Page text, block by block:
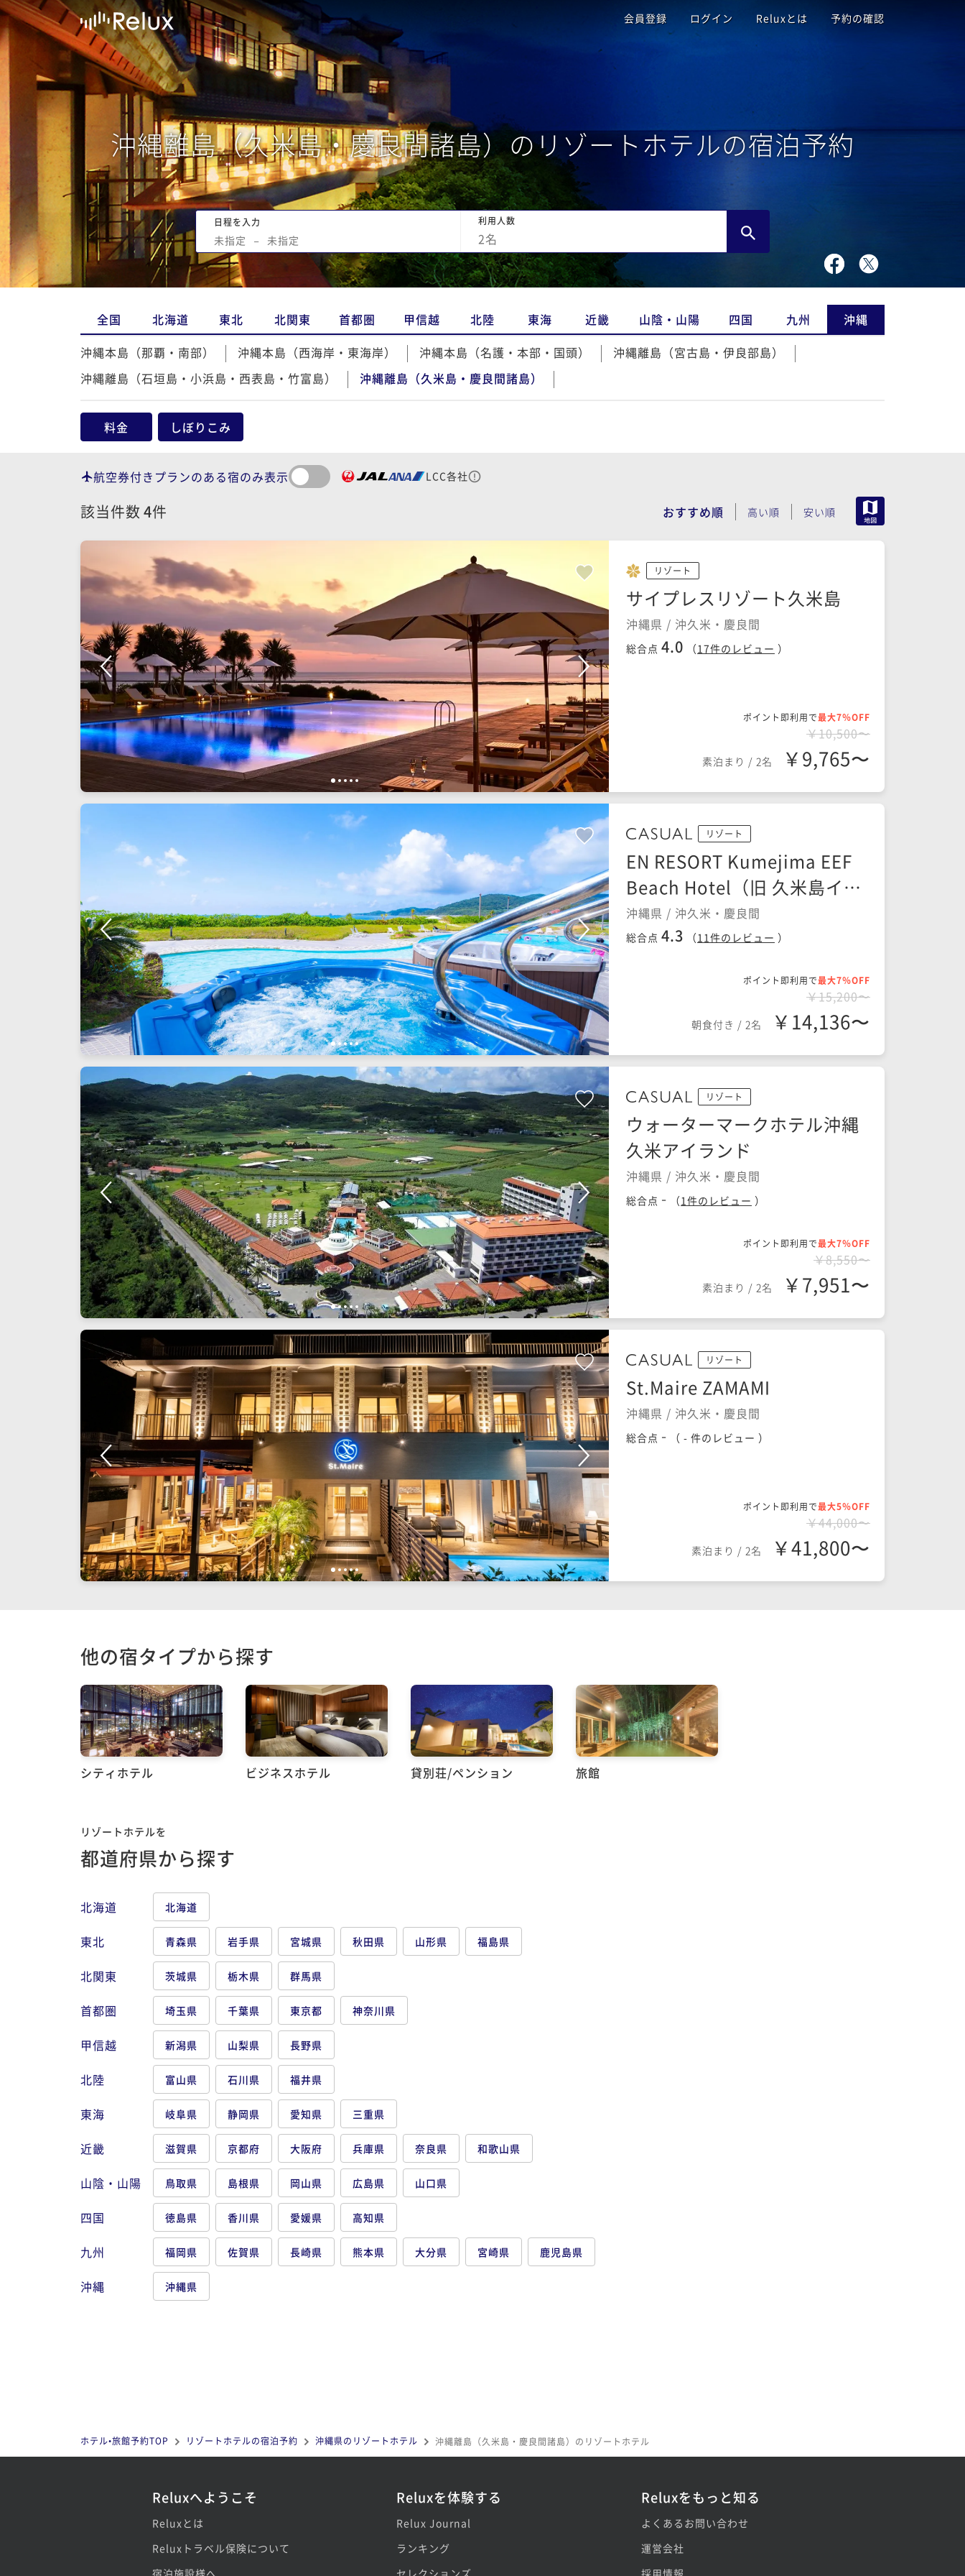
会員登録 ログイン Reluxとは 予約の確認
沖縄離島（久米島・慶良間諸島）のリゾートホテルの宿泊予約
日程を入力
未指定 − 未指定
利用人数
2名
全国 北海道 東北 北関東 首都圏 甲信越 北陸 東海 近畿 山陰・山陽 四国 九州
沖縄
沖縄本島（那覇・南部）
沖縄本島（西海岸・東海岸） 沖縄本島（名護・本部・国頭）
沖縄離島（宮古島・伊良部島）
沖縄離島（石垣島・小浜島・西表島・竹富島）
沖縄離島（久米島・慶良間諸島）
料金 しぼりこみ
航空券付きプランのある宿のみ表示 LCC各社
該当件数 4件 おすすめ順 高い順 安い順
1 2345
リゾート
サイプレスリゾート久米島
沖縄県 / 沖久米・慶良間
総合点 4.0 （17件のレビュー ）
ポイント即利用で最大7％OFF
￥10,500〜
素泊まり / 2名 ￥9,765〜
1 2345
リゾート
EN RESORT Kumejima EEF
Beach Hotel（旧 久米島イー
フビーチホテル）
沖縄県 / 沖久米・慶良間
総合点 4.3 （11件のレビュー ）
ポイント即利用で最大7％OFF
￥15,200〜
朝食付き / 2名 ￥14,136〜
1 234 5
リゾート
ウォーターマークホテル沖縄
久米アイランド
沖縄県 / 沖久米・慶良間
総合点 - （1件のレビュー ）
ポイント即利用で最大7％OFF
￥8,550〜
素泊まり / 2名 ￥7,951〜
1 2345
リゾート
St.Maire ZAMAMI
沖縄県 / 沖久米・慶良間
総合点 - （ - 件のレビュー ）
ポイント即利用で最大5％OFF
￥44,000〜
素泊まり / 2名 ￥41,800〜
他の宿タイプから探す
シティホテル ビジネスホテル 貸別荘/ペンション 旅館
リゾートホテルを
都道府県から探す
北海道 北海道
東北 青森県 岩手県 宮城県 秋田県 山形県 福島県
北関東 茨城県 栃木県 群馬県
首都圏 埼玉県 千葉県 東京都 神奈川県
甲信越 新潟県 山梨県 長野県
北陸 富山県 石川県 福井県
東海 岐阜県 静岡県 愛知県 三重県
近畿 滋賀県 京都府 大阪府 兵庫県 奈良県 和歌山県
山陰・山陽 鳥取県 島根県 岡山県 広島県 山口県
四国 徳島県 香川県 愛媛県 高知県
九州 福岡県 佐賀県 長崎県 熊本県 大分県 宮崎県 鹿児島県
沖縄 沖縄県
ホテル•旅館予約TOP リゾートホテルの宿泊予約 沖縄県のリゾートホテル 沖縄離島（久米島・慶良間諸島）のリゾートホテル
Reluxへようこそ
Reluxとは
Reluxトラベル保険について
Reluxを体験する
Relux Journal
ランキング
Reluxをもっと知る
よくあるお問い合わせ
運営会社